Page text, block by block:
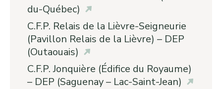
du-Québec)
C.F.P. Relais de la Lièvre-Seigneurie
(Pavillon Relais de la Lièvre) – DEP
(Outaouais)
C.F.P. Jonquière (Édifice du Royaume)
– DEP (Saguenay – Lac-Saint-Jean)